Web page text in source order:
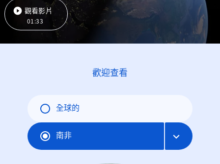
觀看影片
01:33
歡迎查看
全球的
南非